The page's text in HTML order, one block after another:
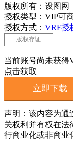
版权所有：设图网
授权类型：VIP可
授权方式： VRF授
版权存证
当前账号尚未获得
点击获取
立即下载
声明：该内容为通
关权利并有权在法
行商业化或非商业